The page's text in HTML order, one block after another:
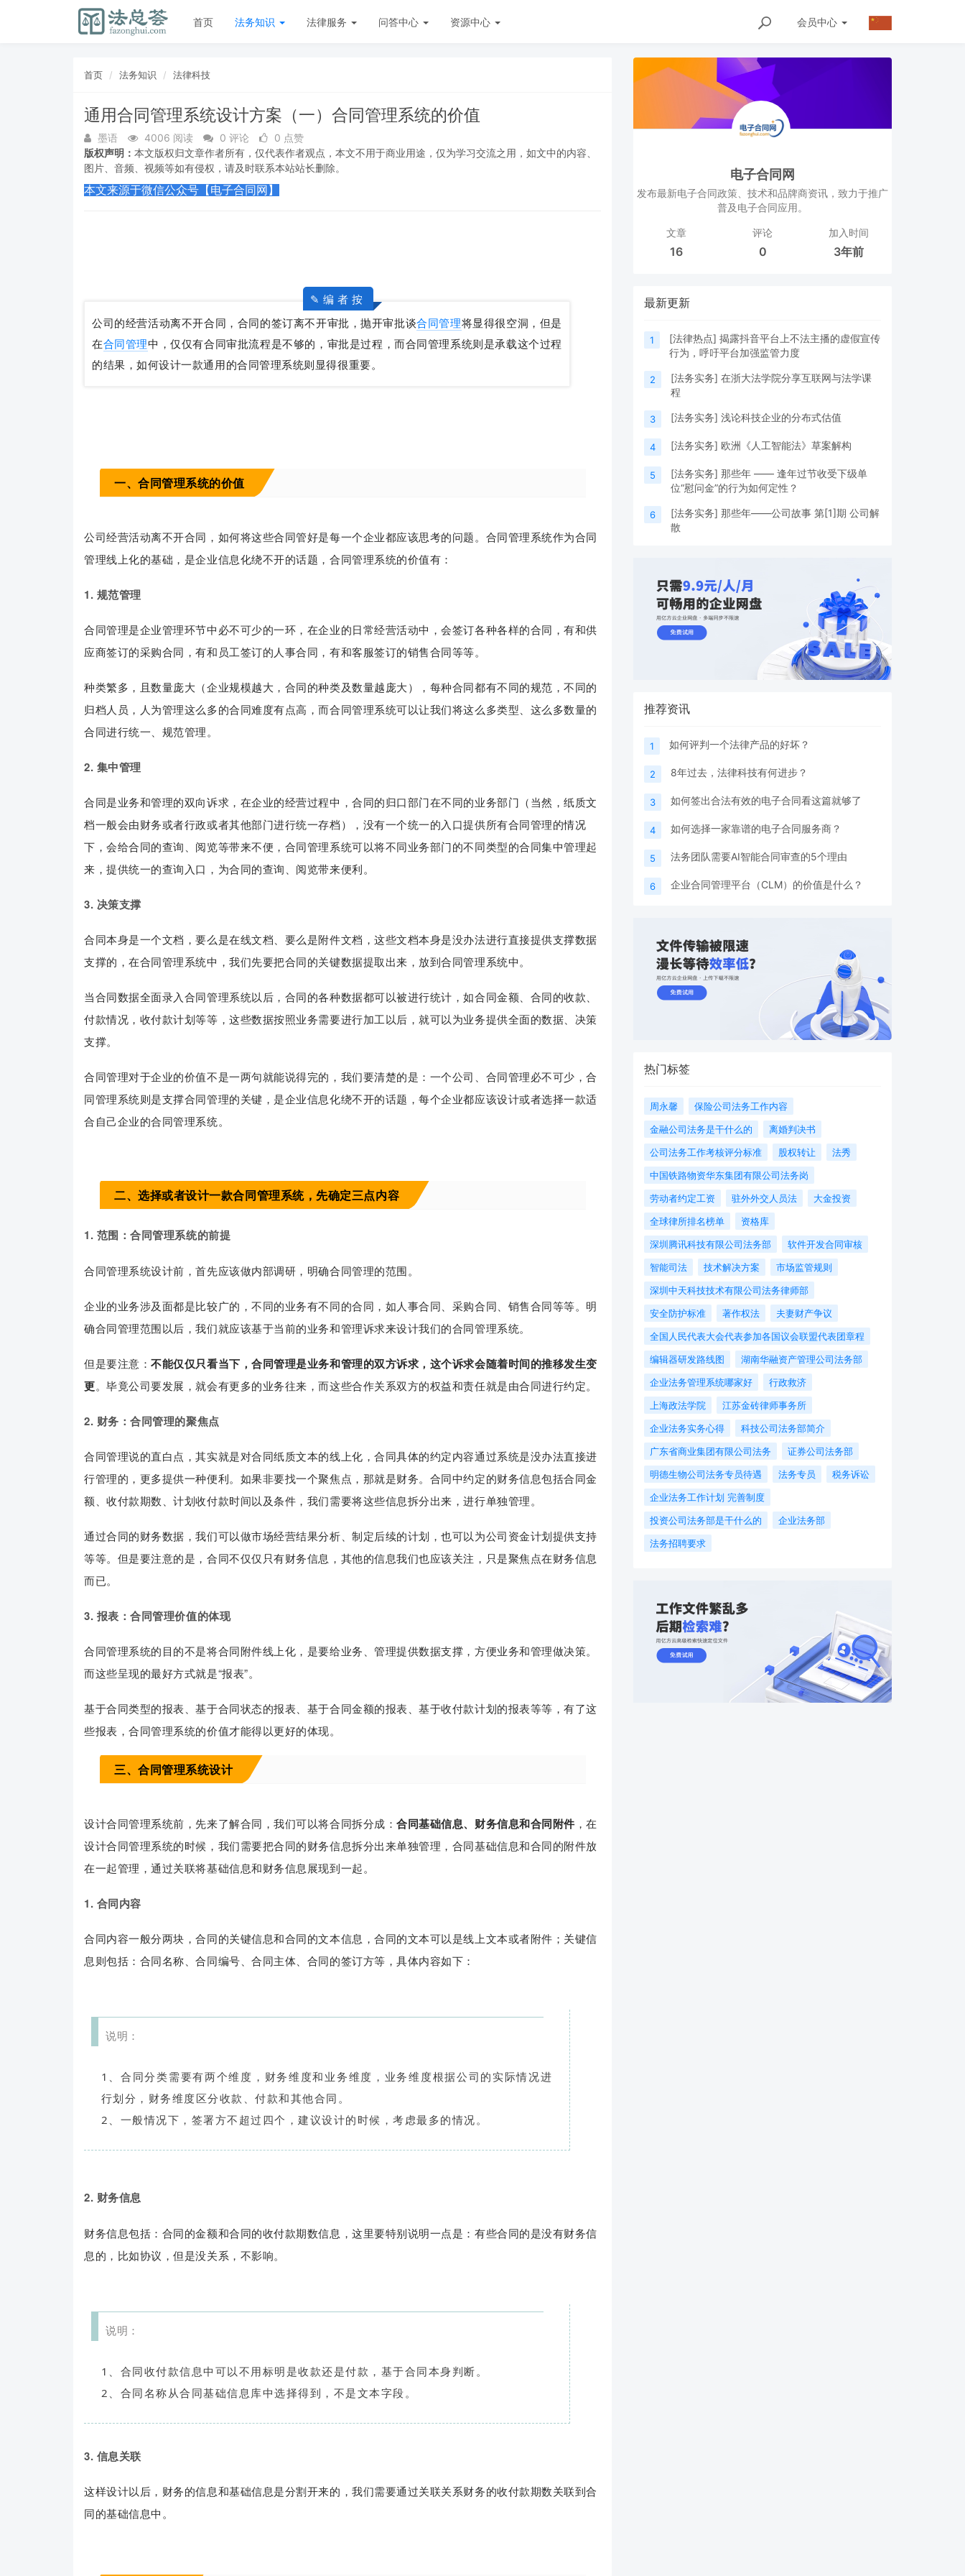
会员中心
首页 法务知识 法律服务 问答中心 资源中心
首页 法务知识 法律科技
通用合同管理系统设计方案（一）合同管理系统的价值
墨语 4006 阅读 0 评论 0 点赞
版权声明： 本文版权归文章作者所有，仅代表作者观点，本文不用于商业用途，仅为学习交流之用，如文中的内容、
图片、音频、视频等如有侵权，请及时联系本站站长删除。
本文来源于微信公众号【电子合同网】
✎ 编 者 按
公司的经营活动离不开合同，合同的签订离不开审批，抛开审批谈合同管理将显得很空洞，但是
在合同管理中，仅仅有合同审批流程是不够的，审批是过程，而合同管理系统则是承载这个过程
的结果，如何设计一款通用的合同管理系统则显得很重要。
一、合同管理系统的价值
公司经营活动离不开合同，如何将这些合同管好是每一个企业都应该思考的问题。合同管理系统作为合同
管理线上化的基础，是企业信息化绕不开的话题，合同管理系统的价值有：
1. 规范管理
合同管理是企业管理环节中必不可少的一环，在企业的日常经营活动中，会签订各种各样的合同，有和供
应商签订的采购合同，有和员工签订的人事合同，有和客服签订的销售合同等等。
种类繁多，且数量庞大（企业规模越大，合同的种类及数量越庞大），每种合同都有不同的规范，不同的
归档人员，人为管理这么多的合同难度有点高，而合同管理系统可以让我们将这么多类型、这么多数量的
合同进行统一、规范管理。
2. 集中管理
合同是业务和管理的双向诉求，在企业的经营过程中，合同的归口部门在不同的业务部门（当然，纸质文
档一般会由财务或者行政或者其他部门进行统一存档），没有一个统一的入口提供所有合同管理的情况
下，会给合同的查询、阅览等带来不便，合同管理系统可以将不同业务部门的不同类型的合同集中管理起
来，提供统一的查询入口，为合同的查询、阅览带来便利。
3. 决策支撑
合同本身是一个文档，要么是在线文档、要么是附件文档，这些文档本身是没办法进行直接提供支撑数据
支撑的，在合同管理系统中，我们先要把合同的关键数据提取出来，放到合同管理系统中。
当合同数据全面录入合同管理系统以后，合同的各种数据都可以被进行统计，如合同金额、合同的收款、
付款情况，收付款计划等等，这些数据按照业务需要进行加工以后，就可以为业务提供全面的数据、决策
支撑。
合同管理对于企业的价值不是一两句就能说得完的，我们要清楚的是：一个公司、合同管理必不可少，合
同管理系统则是支撑合同管理的关键，是企业信息化绕不开的话题，每个企业都应该设计或者选择一款适
合自己企业的合同管理系统。
二、选择或者设计一款合同管理系统，先确定三点内容
1. 范围：合同管理系统的前提
合同管理系统设计前，首先应该做内部调研，明确合同管理的范围。
企业的业务涉及面都是比较广的，不同的业务有不同的合同，如人事合同、采购合同、销售合同等等。明
确合同管理范围以后，我们就应该基于当前的业务和管理诉求来设计我们的合同管理系统。
但是要注意：不能仅仅只看当下，合同管理是业务和管理的双方诉求，这个诉求会随着时间的推移发生变
更。毕竟公司要发展，就会有更多的业务往来，而这些合作关系双方的权益和责任就是由合同进行约定。
2. 财务：合同管理的聚焦点
合同管理说的直白点，其实就是对合同纸质文本的线上化，合同具体的约定内容通过系统是没办法直接进
行管理的，更多提供一种便利。如果非要找一个聚焦点，那就是财务。合同中约定的财务信息包括合同金
额、收付款期数、计划收付款时间以及条件，我们需要将这些信息拆分出来，进行单独管理。
通过合同的财务数据，我们可以做市场经营结果分析、制定后续的计划，也可以为公司资金计划提供支持
等等。但是要注意的是，合同不仅仅只有财务信息，其他的信息我们也应该关注，只是聚焦点在财务信息
而已。
3. 报表：合同管理价值的体现
合同管理系统的目的不是将合同附件线上化，是要给业务、管理提供数据支撑，方便业务和管理做决策。
而这些呈现的最好方式就是“报表”。
基于合同类型的报表、基于合同状态的报表、基于合同金额的报表、基于收付款计划的报表等等，有了这
些报表，合同管理系统的价值才能得以更好的体现。
三、合同管理系统设计
设计合同管理系统前，先来了解合同，我们可以将合同拆分成：合同基础信息、财务信息和合同附件，在
设计合同管理系统的时候，我们需要把合同的财务信息拆分出来单独管理，合同基础信息和合同的附件放
在一起管理，通过关联将基础信息和财务信息展现到一起。
1. 合同内容
合同内容一般分两块，合同的关键信息和合同的文本信息，合同的文本可以是线上文本或者附件；关键信
息则包括：合同名称、合同编号、合同主体、合同的签订方等，具体内容如下：
说明：
1、合同分类需要有两个维度，财务维度和业务维度，业务维度根据公司的实际情况进
行划分，财务维度区分收款、付款和其他合同。
2、一般情况下，签署方不超过四个，建议设计的时候，考虑最多的情况。
2. 财务信息
财务信息包括：合同的金额和合同的收付款期数信息，这里要特别说明一点是：有些合同的是没有财务信
息的，比如协议，但是没关系，不影响。
说明：
1、合同收付款信息中可以不用标明是收款还是付款，基于合同本身判断。
2、合同名称从合同基础信息库中选择得到，不是文本字段。
3. 信息关联
这样设计以后，财务的信息和基础信息是分割开来的，我们需要通过关联关系财务的收付款期数关联到合
同的基础信息中。
电子合同网
发布最新电子合同政策、技术和品牌商资讯，致力于推广
普及电子合同应用。
文章
16
评论
0
加入时间
3年前
最新更新
1 [法律热点] 揭露抖音平台上不法主播的虚假宣传
行为，呼吁平台加强监管力度
2 [法务实务] 在浙大法学院分享互联网与法学课
程
3 [法务实务] 浅论科技企业的分布式估值
4 [法务实务] 欧洲《人工智能法》草案解构
5 [法务实务] 那些年 —— 逢年过节收受下级单
位“慰问金”的行为如何定性？
6 [法务实务] 那些年——公司故事 第[1]期 公司解
散
推荐资讯
1 如何评判一个法律产品的好坏？
2 8年过去，法律科技有何进步？
3 如何签出合法有效的电子合同看这篇就够了
4 如何选择一家靠谱的电子合同服务商？
5 法务团队需要AI智能合同审查的5个理由
6 企业合同管理平台（CLM）的价值是什么？
热门标签
周永馨
保险公司法务工作内容
金融公司法务是干什么的
离婚判决书
公司法务工作考核评分标准
股权转让
法秀
中国铁路物资华东集团有限公司法务岗
劳动者约定工资
驻外外交人员法
大金投资
全球律所排名榜单
资格库
深圳腾讯科技有限公司法务部
软件开发合同审核
智能司法
技术解决方案
市场监管规则
深圳中天科技技术有限公司法务律师部
安全防护标准
著作权法
夫妻财产争议
全国人民代表大会代表参加各国议会联盟代表团章程
编辑器研发路线图
湖南华融资产管理公司法务部
企业法务管理系统哪家好
行政救济
上海政法学院
江苏金砖律师事务所
企业法务实务心得
科技公司法务部简介
广东省商业集团有限公司法务
证券公司法务部
明德生物公司法务专员待遇
法务专员
税务诉讼
企业法务工作计划 完善制度
投资公司法务部是干什么的
企业法务部
法务招聘要求